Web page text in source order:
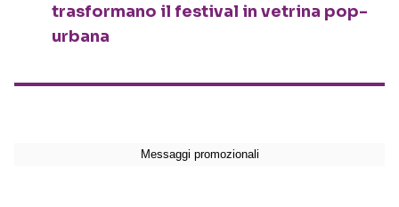
trasformano il festival in vetrina pop-
urbana